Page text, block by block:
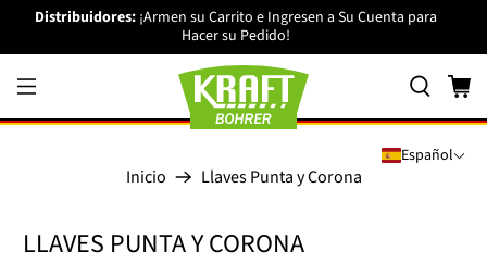
Español
Distribuidores: ¡Armen su Carrito e Ingresen a Su Cuenta para
Hacer su Pedido!
Inicio Llaves Punta y Corona
LLAVES PUNTA Y CORONA